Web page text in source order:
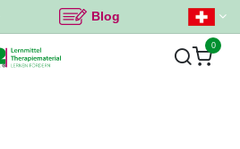
Blog
0